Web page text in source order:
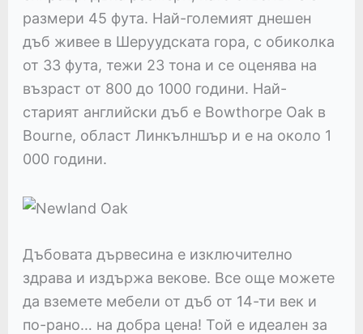
размери 45 фута. Най-големият днешен
дъб живее в Шеруудската гора, с обиколка
от 33 фута, тежи 23 тона и се оценява на
възраст от 800 до 1000 години. Най-
старият английски дъб е Bowthorpe Oak в
Bourne, област Линкълншър и е на около 1
000 години.
Дъбовата дървесина е изключително
здрава и издържа векове. Все още можете
да вземете мебели от дъб от 14-ти век и
по-рано… на добра цена! Той е идеален за